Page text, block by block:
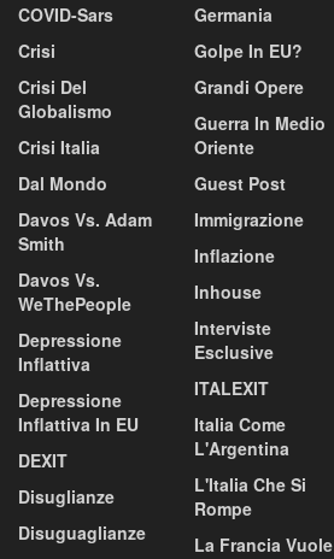
COVID-Sars
Crisi
Crisi Del
Globalismo
Crisi Italia
Dal Mondo
Davos Vs. Adam
Smith
Davos Vs.
WeThePeople
Depressione
Inflattiva
Depressione
Inflattiva In EU
DEXIT
Disuglianze
Disuguaglianze
Germania
Golpe In EU?
Grandi Opere
Guerra In Medio
Oriente
Guest Post
Immigrazione
Inflazione
Inhouse
Interviste
Esclusive
ITALEXIT
Italia Come
L'Argentina
L'Italia Che Si
Rompe
La Francia Vuole